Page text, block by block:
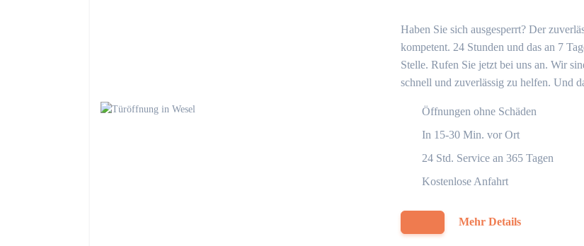
Haben Sie sich ausgesperrt? Der
kompetent. 24 Stunden und das an 7
Stelle. Rufen Sie jetzt bei uns an. Wir
schnell und zuverlässig zu helfen. Und
Öffnungen ohne Schäden
In 15-30 Min. vor Ort
24 Std. Service an 365 Tagen
Kostenlose Anfahrt
Mehr Details